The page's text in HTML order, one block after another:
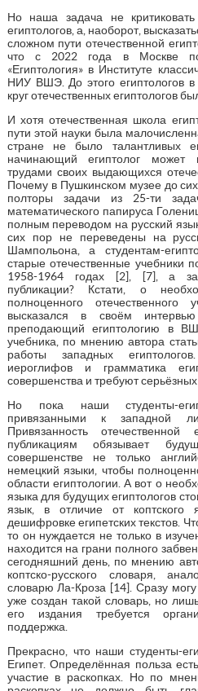
Но наша задача не критиковать
египтологов, а, наоборот,
сложном пути отечественной
что с 2022 года в Москве
«Египтология» в Институте
НИУ ВШЭ. До этого египтологов
круг отечественных египтологов
И хотя отечественная школа
пути этой науки была
стране не было талантливых
начинающий египтолог может
трудами своих выдающихся
Почему в Пушкинском музее до
полторы задачи из 25-ти
математического папируса
полным переводом на русский
сих пор не переведены на
Шампольона, а студентам-
старые отечественные учебники
1958-1964 годах [2], [7], а
публикации? Кстати, о
полноценного отечественного
высказался в своём
преподающий египтологию в
учебника, по мнению автора
работы западных
иероглифов и грамматика
совершенства и требуют серьёзных
Но пока наши студенты-
привязанными к западной
Привязанность
публикациям обязывает
совершенстве не только
немецкий языки, чтобы
области египтологии. А вот о
языка для будущих египтологов
язык, в отличие от
дешифровке египетских текстов.
то он нуждается не только в
находится на грани полного
сегодняшний день, по мнению
коптско-русского словаря,
словарю Ла-Кроза [14]. Сразу могу
уже создан такой словарь, но
его издания требуется
поддержка.
Прекрасно, что наши студенты-
Египет. Определённая польза
участие в раскопках. Но по